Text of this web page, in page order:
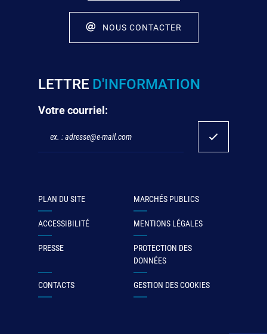
NOUS CONTACTER
LETTRE D'INFORMATION
Votre courriel:
PLAN DU SITE MARCHÉS PUBLICS
ACCESSIBILITÉ MENTIONS LÉGALES
PRESSE
PROTECTION DES
DONNÉES
CONTACTS GESTION DES COOKIES